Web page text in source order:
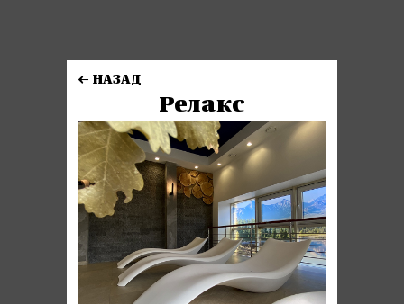
← НАЗАД
Релакс